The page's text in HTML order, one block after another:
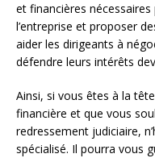
et financières
l’entreprise et proposer
aider les dirigeants à
défendre leurs intérêts
Ainsi, si vous êtes à la
financière et que vous
redressement judiciaire,
spécialisé. Il pourra vous